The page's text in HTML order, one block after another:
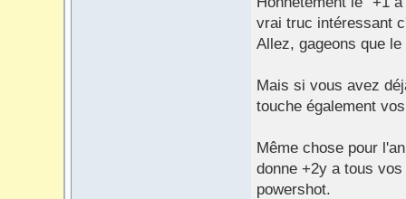
vrai truc intéressant
Allez, gageons que
Mais si vous avez
touche également
Même chose pour
donne +2y a tous
powershot.